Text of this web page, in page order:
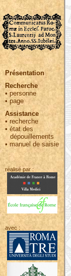
Présentation
Recherche
• personne
•page
Assistance
• recherche
•état des
dépouillements
•manuel de saisie
réalisé par :
avec :